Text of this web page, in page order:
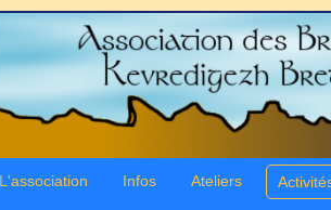
L'association Infos Ateliers